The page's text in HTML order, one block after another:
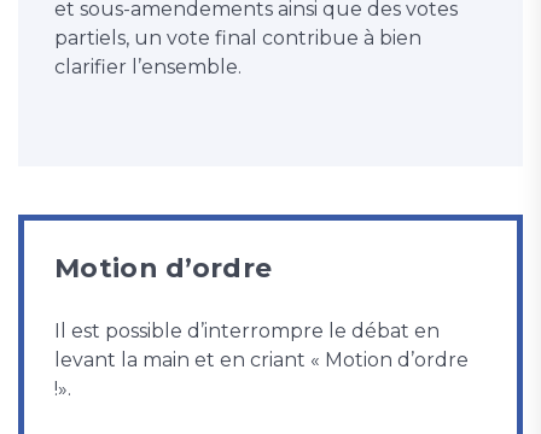
et sous-amendements ainsi que des votes
partiels, un vote final contribue à bien
clarifier l’ensemble.
Motion d’ordre
Il est possible d’interrompre le débat en
levant la main et en criant « Motion d’ordre
!».